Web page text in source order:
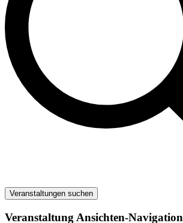
Veranstaltungen suchen
Veranstaltung Ansichten-Navigation